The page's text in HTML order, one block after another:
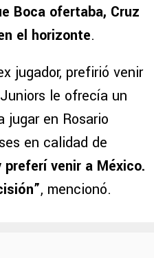
Boca ofertaba, Cruz
el horizonte.
jugador, prefirió venir
le ofrecía un
jugar en Rosario
en calidad de
preferí venir a México.
, mencionó.